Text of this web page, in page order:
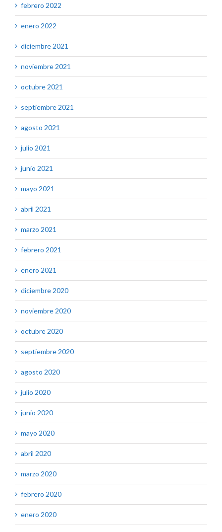
febrero 2022
enero 2022
diciembre 2021
noviembre 2021
octubre 2021
septiembre 2021
agosto 2021
julio 2021
junio 2021
mayo 2021
abril 2021
marzo 2021
febrero 2021
enero 2021
diciembre 2020
noviembre 2020
octubre 2020
septiembre 2020
agosto 2020
julio 2020
junio 2020
mayo 2020
abril 2020
marzo 2020
febrero 2020
enero 2020